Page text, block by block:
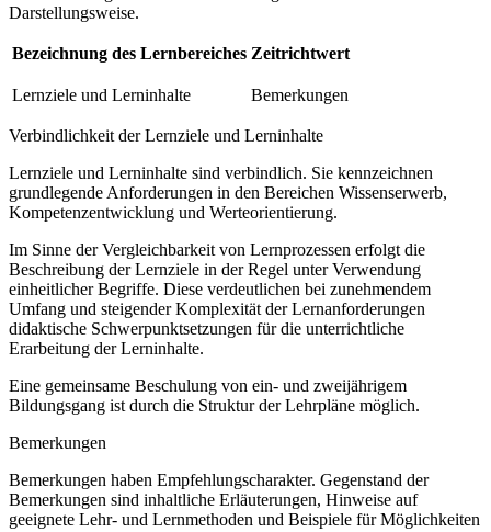
Darstellungsweise.
Bezeichnung des Lernbereiches Zeitrichtwert
Lernziele und Lerninhalte Bemerkungen
Verbindlichkeit der Lernziele und Lerninhalte
Lernziele und Lerninhalte sind verbindlich. Sie kennzeichnen
grundlegende Anforderungen in den Bereichen Wissenserwerb,
Kompetenzentwicklung und Werteorientierung.
Im Sinne der Vergleichbarkeit von Lernprozessen erfolgt die
Beschreibung der Lernziele in der Regel unter Verwendung
einheitlicher Begriffe. Diese verdeutlichen bei zunehmendem
Umfang und steigender Komplexität der Lernanforderungen
didaktische Schwerpunktsetzungen für die unterrichtliche
Erarbeitung der Lerninhalte.
Eine gemeinsame Beschulung von ein- und zweijährigem
Bildungsgang ist durch die Struktur der Lehrpläne möglich.
Bemerkungen
Bemerkungen haben Empfehlungscharakter. Gegenstand der
Bemerkungen sind inhaltliche Erläuterungen, Hinweise auf
geeignete Lehr- und Lernmethoden und Beispiele für Möglichkeiten